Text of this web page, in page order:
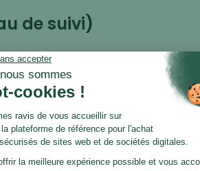
de suivi)
HT